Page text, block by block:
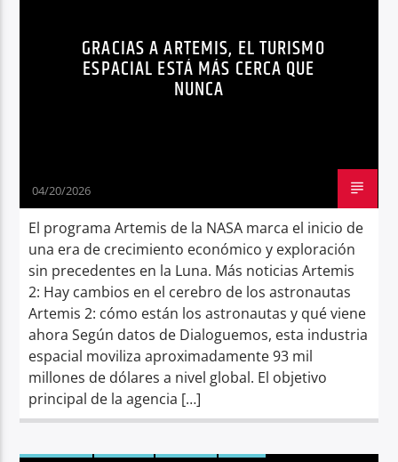
Radio holaGRACIAS A ARTEMIS, EL TURISMO
ESPACIAL ESTÁ MÁS CERCA QUE
NUNCA
04/20/2026
El programa Artemis de la NASA marca el inicio de
una era de crecimiento económico y exploración
sin precedentes en la Luna. Más noticias Artemis
2: Hay cambios en el cerebro de los astronautas
Artemis 2: cómo están los astronautas y qué viene
ahora Según datos de Dialoguemos, esta industria
espacial moviliza aproximadamente 93 mil
millones de dólares a nivel global. El objetivo
principal de la agencia […]